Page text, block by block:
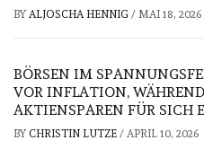
BY ALJOSCHA HENNIG / MAI 18, 2026
BÖRSEN IM
VOR INFLATION,
AKTIENSPAREN FÜR SICH
BY CHRISTIN LUTZE / APRIL 10, 2026